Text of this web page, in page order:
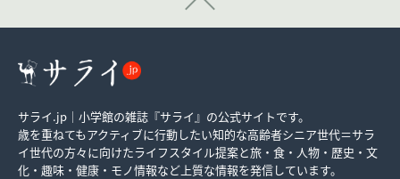
サライ.jp｜小学館の雑誌『サライ』の公式サイトです。
歳を重ねてもアクティブに行動したい知的な高齢者シニア世代＝サラ
イ世代の方々に向けたライフスタイル提案と旅・食・人物・歴史・文
化・趣味・健康・モノ情報など上質な情報を発信しています。